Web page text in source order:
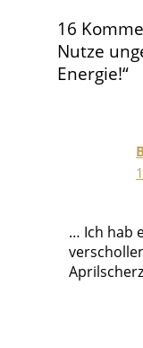
16
Nutze
Energie!“
… Ich hab